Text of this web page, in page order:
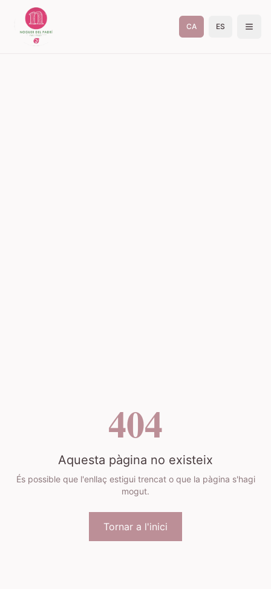
CA ES
404
Aquesta pàgina no existeix
És possible que l'enllaç estigui trencat o que la pàgina s'hagi
mogut.
Tornar a l'inici